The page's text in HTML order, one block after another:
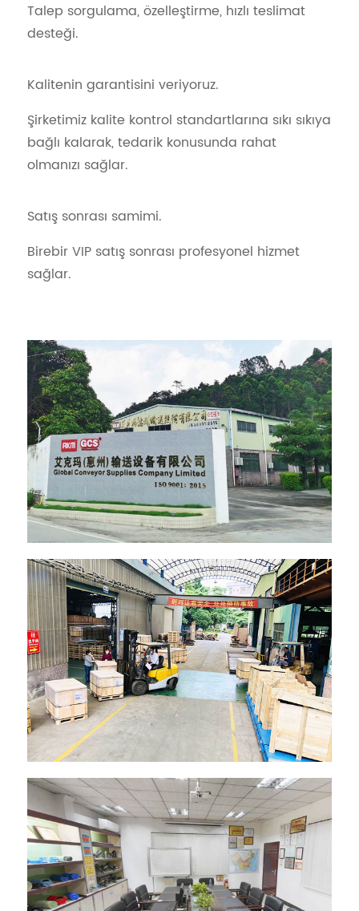
Talep sorgulama, özelleştirme, hızlı teslimat
desteği.
Kalitenin garantisini veriyoruz.
Şirketimiz kalite kontrol standartlarına sıkı sıkıya
bağlı kalarak, tedarik konusunda rahat
olmanızı sağlar.
Satış sonrası samimi.
Birebir VIP satış sonrası profesyonel hizmet
sağlar.